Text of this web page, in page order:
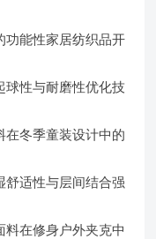
功能性家居纺织品开
球性与耐磨性优化技
在冬季童装设计中的
舒适性与层间结合强
料在修身户外夹克中